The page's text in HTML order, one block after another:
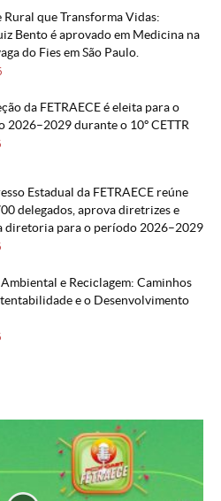
Rural que Transforma Vidas:
Bento é aprovado em Medicina na
do Fies em São Paulo.
da FETRAECE é eleita para o
2026–2029 durante o 10º CETTR
Estadual da FETRAECE reúne
delegados, aprova diretrizes e
diretoria para o período 2026–2029
e Reciclagem: Caminhos
e o Desenvolvimento